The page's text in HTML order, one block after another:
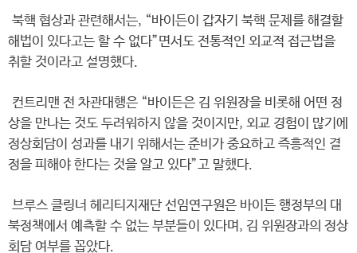
북핵 협상과 관련해서는, “바이든이 갑자기 북핵 문제를 해결할
해법이 있다고는 할 수 없다”면서도 전통적인 외교적 접근법을
취할 것이라고 설명했다.
컨트리맨 전 차관대행은 “바이든은 김 위원장을 비롯해 어떤 정
상을 만나는 것도 두려워하지 않을 것이지만, 외교 경험이 많기에
정상회담이 성과를 내기 위해서는 준비가 중요하고 즉흥적인 결
정을 피해야 한다는 것을 알고 있다”고 말했다.
브루스 클링너 헤리티지재단 선임연구원은 바이든 행정부의 대
북정책에서 예측할 수 없는 부분들이 있다며, 김 위원장과의 정상
회담 여부를 꼽았다.